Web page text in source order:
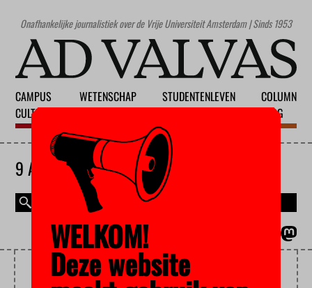
Onafhankelijke journalistiek over de Vrije Universiteit Amsterdam | Sinds 1953
CAMPUS
CULTUUR
WETENSCHAP
STUDENTENLEVEN
COLUMN
BLOG
9 AUGUSTUS 2026
WELKOM!
Deze website